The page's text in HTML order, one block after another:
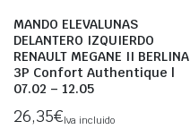
MANDO ELEVALUNAS
DELANTERO IZQUIERDO
RENAULT MEGANE II BERLINA
3P Confort Authentique |
07.02 – 12.05
26,35€Iva incluido